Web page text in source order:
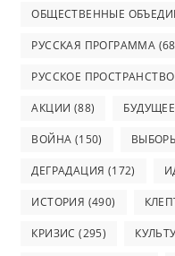
ОБЩЕСТВЕННЫЕ
РУССКАЯ ПРОГРАММА
РУССКОЕ ПРОСТРАНСТВО
АКЦИИ (88) БУДУЩЕЕ
ВОЙНА (150)
ДЕГРАДАЦИЯ (172)
ИСТОРИЯ (490)
КРИЗИС (295)